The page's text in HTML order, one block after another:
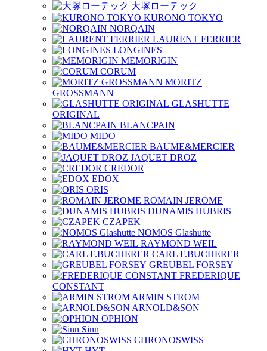
大塚ローテック
KURONO TOKYO
NORQAIN
LAURENT FERRIER
LONGINES
MEMORIGIN
CORUM
MORITZ
GROSSMANN
GLASHUTTE
ORIGINAL
BLANCPAIN
MIDO
BAUME&MERCIER
JAQUET DROZ
CREDOR
EDOX
ORIS
ROMAIN JEROME
DUNAMIS HUBRIS
CZAPEK
NOMOS Glashutte
RAYMOND WEIL
CARL F.BUCHERER
GREUBEL FORSEY
FREDERIQUE
CONSTANT
ARMIN STROM
ARNOLD&SON
OPHION
Sinn
CHRONOSWISS